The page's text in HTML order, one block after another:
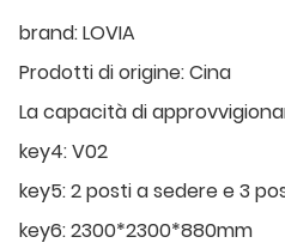
brand:LOVIA
Prodotti di origine:Cina
La capacità di
key4:V02
key5:2 posti a sedere e 3
key6:2300*2300*880mm